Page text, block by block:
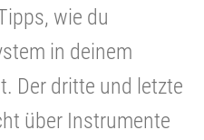
wie du
in deinem
Der dritte und letzte
über Instrumente